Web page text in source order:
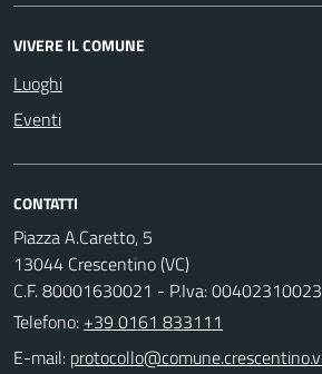
VIVERE IL COMUNE
Luoghi
Eventi
CONTATTI
Piazza A.Caretto, 5
13044 Crescentino (VC)
C.F. 80001630021 - P.Iva: 00402310023
Telefono: +39 0161 833111
E-mail: